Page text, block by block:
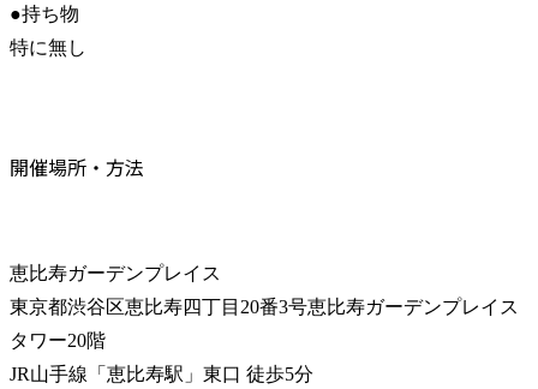
●持ち物
特に無し
開催場所・方法
恵比寿ガーデンプレイス
東京都渋谷区恵比寿四丁目20番3号恵比寿ガーデンプレイス
タワー20階
JR山手線「恵比寿駅」東口 徒歩5分